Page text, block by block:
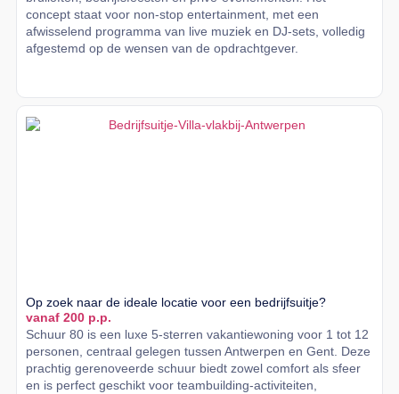
concept staat voor non-stop entertainment, met een
afwisselend programma van live muziek en DJ-sets, volledig
afgestemd op de wensen van de opdrachtgever.
Op zoek naar de ideale locatie voor een bedrijfsuitje?
vanaf 200 p.p.
Schuur 80 is een luxe 5-sterren vakantiewoning voor 1 tot 12
personen, centraal gelegen tussen Antwerpen en Gent. Deze
prachtig gerenoveerde schuur biedt zowel comfort als sfeer
en is perfect geschikt voor teambuilding-activiteiten,